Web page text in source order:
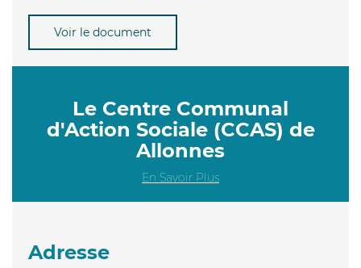
Voir le document
Le Centre Communal
d'Action Sociale (CCAS) de
Allonnes
En Savoir Plus
Adresse